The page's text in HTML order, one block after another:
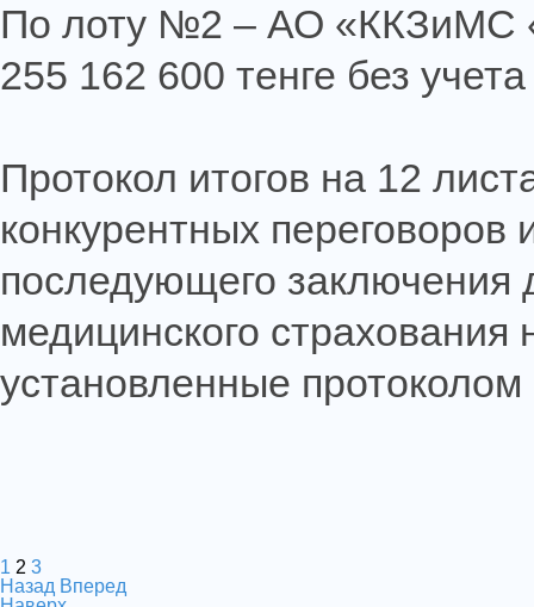
По лоту №2 – АО «ККЗиМС
255 162 600 тенге без
Протокол итогов на 12
конкурентных переговоров
последующего заключения
медицинского страхования
установленные протоколом
1 2 3
Назад Вперед